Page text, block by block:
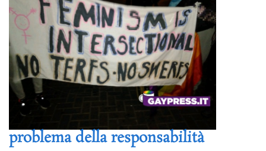
problema della responsabilità